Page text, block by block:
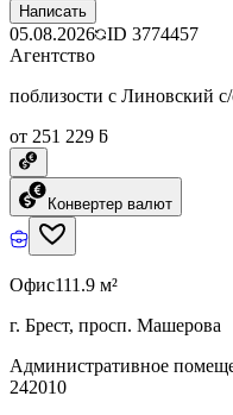
Написать
05.08.2026 ID 3774457
Агентство
поблизости с Линовский с/
от 251 229 ƃ
Конвертер валют
Офис111.9 м²
г. Брест, просп. Машерова
Административное
242010